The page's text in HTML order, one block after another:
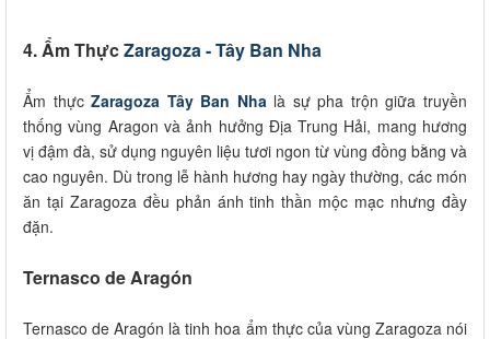
4. Ẩm ThựcZaragoza - Tây Ban Nha
Ẩm thựcZaragoza Tây Ban Nha là sự pha trộn giữa truyền
thống vùng Aragon và ảnh hưởng Địa Trung Hải, mang hương
vị đậm đà, sử dụng nguyên liệu tươi ngon từ vùng đồng bằng và
cao nguyên. Dù trong lễ hành hương hay ngày thường, các món
ăn tại Zaragoza đều phản ánh tinh thần mộc mạc nhưng đầy
đặn.
Ternasco de Aragón
Ternasco de Aragón là tinh hoa ẩm thực của vùng Zaragoza nói